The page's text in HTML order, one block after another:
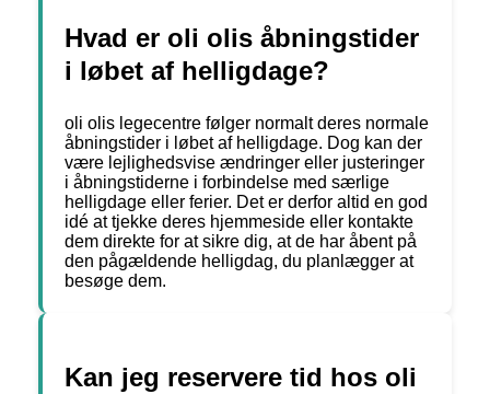
Hvad er oli olis åbningstider
i løbet af helligdage?
oli olis legecentre følger normalt deres normale
åbningstider i løbet af helligdage. Dog kan der
være lejlighedsvise ændringer eller justeringer
i åbningstiderne i forbindelse med særlige
helligdage eller ferier. Det er derfor altid en god
idé at tjekke deres hjemmeside eller kontakte
dem direkte for at sikre dig, at de har åbent på
den pågældende helligdag, du planlægger at
besøge dem.
Kan jeg reservere tid hos oli